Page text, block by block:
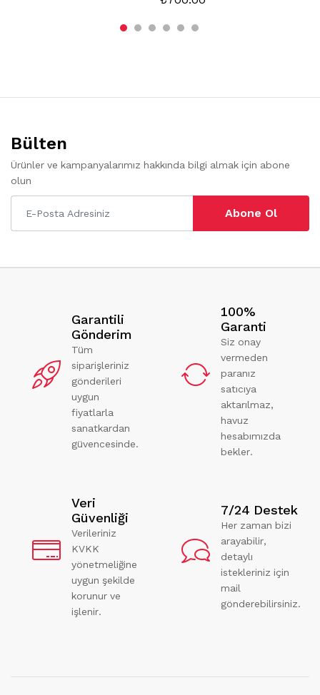
Bülten
Ürünler ve kampanyalarımız hakkında bilgi almak için abone
olun
Abone Ol
Garantili
Gönderim
Tüm
siparişleriniz
gönderileri
uygun
fiyatlarla
sanatkardan
güvencesinde.
100%
Garanti
Siz onay
vermeden
paranız
satıcıya
aktarılmaz,
havuz
hesabımızda
bekler.
Veri
Güvenliği
Verileriniz
KVKK
yönetmeliğine
uygun şekilde
korunur ve
işlenir.
7/24 Destek
Her zaman bizi
arayabilir,
detaylı
istekleriniz için
mail
gönderebilirsiniz.